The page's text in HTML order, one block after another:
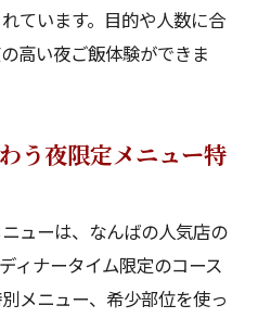
ています。目的や人数に合
高い夜ご飯体験ができま
う夜限定メニュー特
ューは、なんばの人気店の
ィナータイム限定のコース
メニュー、希少部位を使っ